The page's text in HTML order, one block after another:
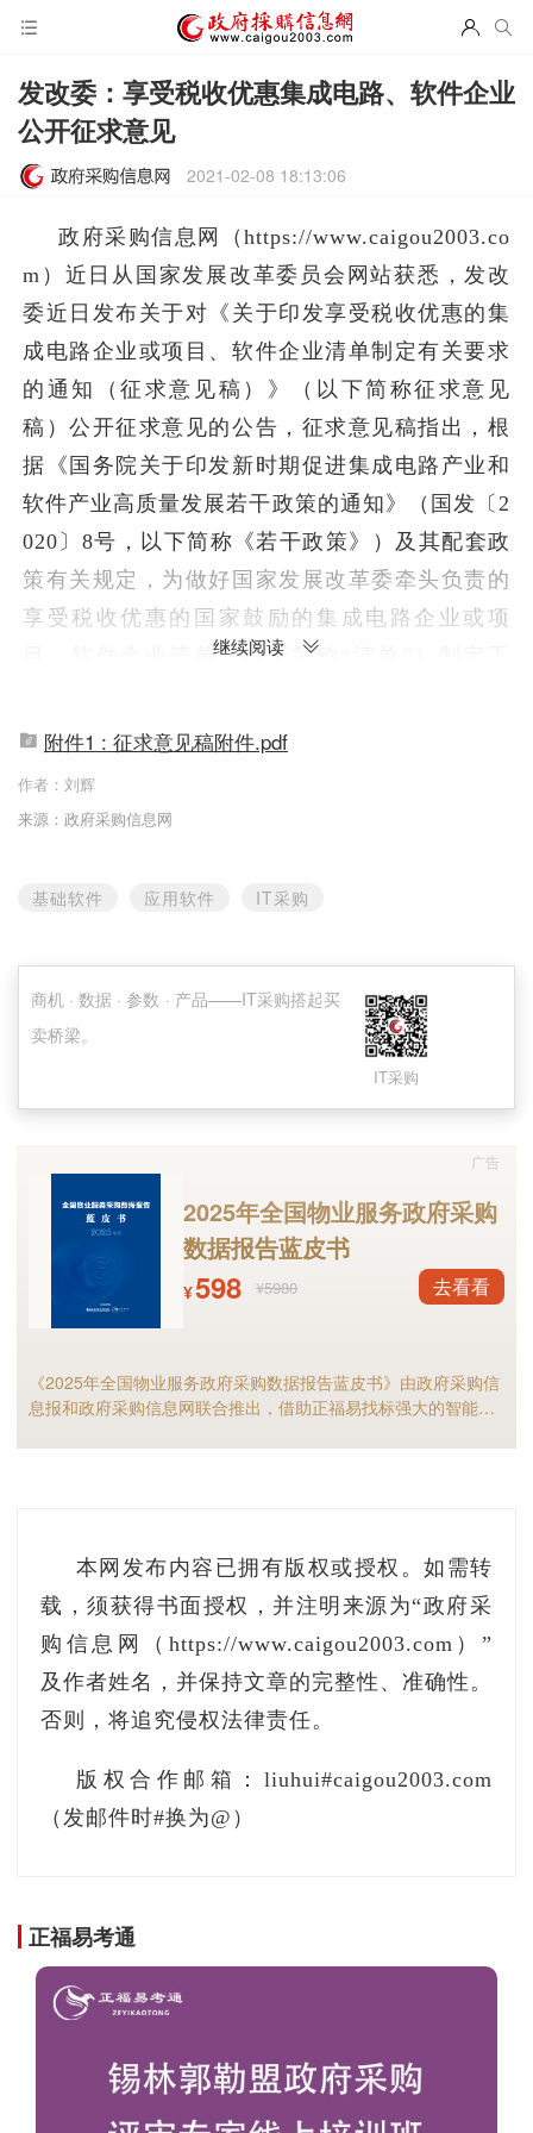
发改委：享受税收优惠集成电路、软件企业
公开征求意见
2021-02-08 18:13:06
政府采购信息网（https://www.caigou2003.co
m）近日从国家发展改革委员会网站获悉，发改
委近日发布关于对《关于印发享受税收优惠的集
成电路企业或项目、软件企业清单制定有关要求
的通知（征求意见稿）》（以下简称征求意见
稿）公开征求意见的公告，征求意见稿指出，根
据《国务院关于印发新时期促进集成电路产业和
软件产业高质量发展若干政策的通知》（国发〔2
020〕8号，以下简称《若干政策》）及其配套政
策有关规定，为做好国家发展改革委牵头负责的
享受税收优惠的国家鼓励的集成电路企业或项
目、软件企业清单（以下简称“清单”）制定工
企业条件和项目标准。
以下为征求意见稿全文：
目、软件企业清单制定有关要求的通知
根据《国务院关于印发新时期促进集成电路产
业和软件产业高质量发展若干政策的通知》（国
发〔2020〕8号，以下简称《若干政策》）及其
负责的享受税收优惠的国家鼓励的集成电路企业
或项目、软件企业清单（以下简称“清单”）制定
工作，我们制定了工作程序，以及享受税收优惠
政策的企业条件和项目标准，现通知如下：
一、本通知所称清单是指《若干政策》第
（一）条提及的国家鼓励的集成电路线宽小于 28
纳米（含）、线宽小于 65纳米（含）、线宽小于
130纳米（含）的集成电路生产企业或项目清单；
的集成电路线宽小于 65纳米（含）的逻辑电路、
存储器生产企业，线宽小于 0.25微米（含）的特
色工艺集成电路生产企业（含掩模版、8英寸及以
上硅片生产企业），集成电路线宽小于 0.5微米
（含）的化合物集成电路生产企业和先进封装测
目清单。
子版、纸质版）报各省、自治区、直辖市及计划
单列市、新疆生产建设兵团发展改革委、工业和
信息化主管部门（以下简称“地方发改和工信部
三、地方发改和工信部门根据企业条件和项目
继续阅读
附件1 : 征求意见稿附件.pdf
作者： 刘辉
来源：政府采购信息网
基础软件 应用软件 IT采购
商机 · 数据 · 参数 · 产品——IT采购搭起买
卖桥梁。
IT采购
2025年全国物业服务政府采购
数据报告蓝皮书
¥598 ¥5980 去看看
《2025年全国物业服务政府采购数据报告蓝皮书》由政府采购信
息报和政府采购信息网联合推出，借助正福易找标强大的智能标
广告
本网发布内容已拥有版权或授权。如需转
载，须获得书面授权，并注明来源为“政府采
购信息网（https://www.caigou2003.com）”
及作者姓名，并保持文章的完整性、准确性。
否则，将追究侵权法律责任。
版权合作邮箱：liuhui#caigou2003.com
（发邮件时#换为@）
正福易考通